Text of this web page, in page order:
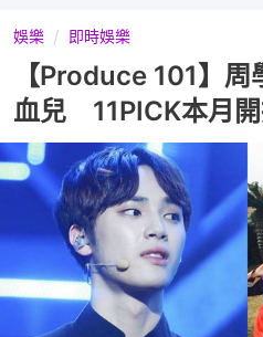
娛樂 即時娛樂
【Produce 101】
血兒 11PICK本月